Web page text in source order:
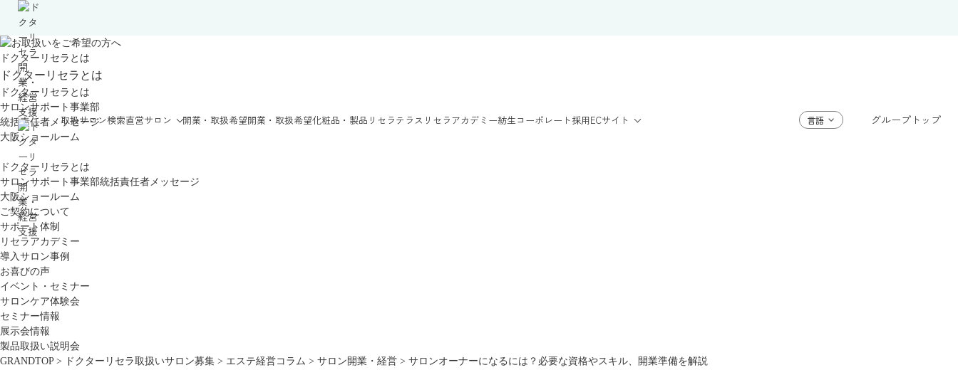
取扱サロン検索直営サロン 開業・取扱希望開業・取扱希望化粧品・製品 リセラテラス リセラアカデミー紡生コーポレート採用ECサイト グループトップ
ドクターリセラとは
ドクターリセラとは
ドクターリセラとは
サロンサポート事業部
統括責任者メッセージ
大阪ショールーム
ドクターリセラとは
サロンサポート事業部統括責任者メッセージ
大阪ショールーム
ご契約について
サポート体制
リセラアカデミー
導入サロン事例
お喜びの声
イベント・セミナー
サロンケア体験会
セミナー情報
展示会情報
製品取扱い説明会
GRANDTOP> ドクターリセラ取扱いサロン募集 > エステ経営コラム > サロン開業・経営 > サロンオーナーになるには？必要な資格やスキル、開業準備を解説